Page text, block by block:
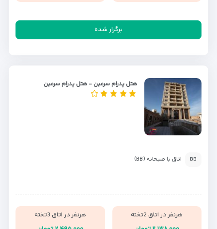
برگزار شده
هتل پدرام سرعین - هتل پدرام سرعین
BB اتاق با صبحانه (BB)
هرنفر در اتاق 2تخته
هرنفر در اتاق 3تخته